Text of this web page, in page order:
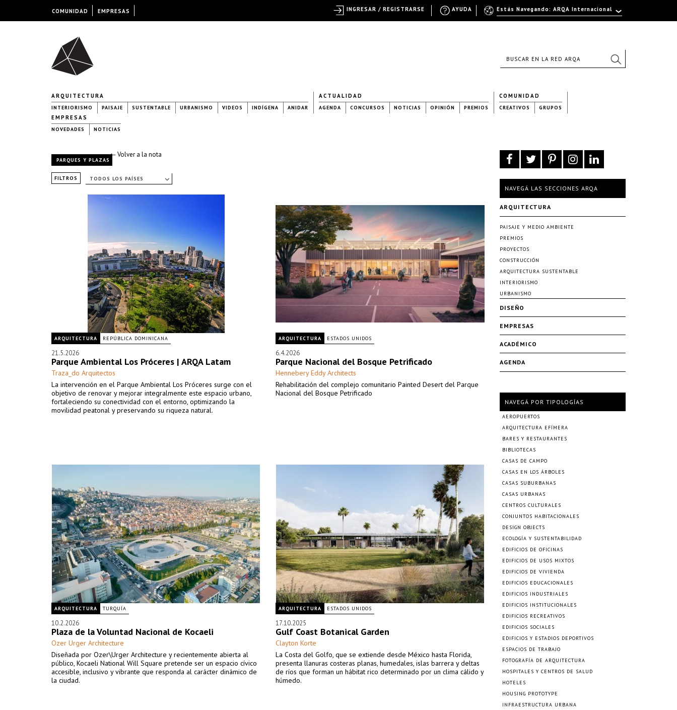
ARQUITECTURA
INTERIORISMO PAISAJE SUSTENTABLE URBANISMO VIDEOS INDÍGENA ANIDAR
ACTUALIDAD
AGENDA CONCURSOS NOTICIAS OPINIÓN PREMIOS
COMUNIDAD
CREATIVOS GRUPOS
EMPRESAS
NOVEDADES NOTICIAS
← Volver a la nota
PARQUES Y PLAZAS
FILTROS TODOS LOS PAÍSES
ARQUITECTURA REPÚBLICA DOMINICANA
21.5.2026
Parque Ambiental Los Próceres | ARQA Latam
Traza_do Arquitectos
La intervención en el Parque Ambiental Los Próceres surge con el
objetivo de renovar y mejorar integralmente este espacio urbano,
fortaleciendo su conectividad con el entorno, optimizando la
movilidad peatonal y preservando su riqueza natural.
ARQUITECTURA ESTADOS UNIDOS
6.4.2026
Parque Nacional del Bosque Petrificado
Hennebery Eddy Architects
Rehabilitación del complejo comunitario Painted Desert del Parque
Nacional del Bosque Petrificado
ARQUITECTURA TURQUÍA
10.2.2026
Plaza de la Voluntad Nacional de Kocaeli
Ozer Urger Architecture
Diseñada por Ozer\Urger Architecture y recientemente abierta al
público, Kocaeli National Will Square pretende ser un espacio cívico
accesible, inclusivo y vibrante que responda al carácter dinámico de
la ciudad.
ARQUITECTURA ESTADOS UNIDOS
17.10.2025
Gulf Coast Botanical Garden
Clayton Korte
La Costa del Golfo, que se extiende desde México hasta Florida,
presenta llanuras costeras planas, humedales, islas barrera y deltas
de ríos que forman un hábitat rico determinado por un clima cálido y
húmedo.
NAVEGÁ LAS SECCIONES ARQA
ARQUITECTURA
PAISAJE Y MEDIO AMBIENTE
PREMIOS
PROYECTOS
CONSTRUCCIÓN
ARQUITECTURA SUSTENTABLE
INTERIORISMO
URBANISMO
DISEÑO
EMPRESAS
ACADÉMICO
AGENDA
NAVEGÁ POR TIPOLOGÍAS
AEROPUERTOS
ARQUITECTURA EFÍMERA
BARES Y RESTAURANTES
BIBLIOTECAS
CASAS DE CAMPO
CASAS EN LOS ÁRBOLES
CASAS SUBURBANAS
CASAS URBANAS
CENTROS CULTURALES
CONJUNTOS HABITACIONALES
DESIGN OBJECTS
ECOLOGÍA Y SUSTENTABILIDAD
EDIFICIOS DE OFICINAS
EDIFICIOS DE USOS MIXTOS
EDIFICIOS DE VIVIENDA
EDIFICIOS EDUCACIONALES
EDIFICIOS INDUSTRIALES
EDIFICIOS INSTITUCIONALES
EDIFICIOS RECREATIVOS
EDIFICIOS SOCIALES
EDIFICIOS Y ESTADIOS DEPORTIVOS
ESPACIOS DE TRABAJO
FOTOGRAFÍA DE ARQUITECTURA
HOSPITALES Y CENTROS DE SALUD
HOTELES
HOUSING PROTOTYPE
INFRAESTRUCTURA URBANA
COMUNIDAD EMPRESAS Estás Navegando: ARQA Internacional
AYUDA
INGRESAR / REGISTRARSE